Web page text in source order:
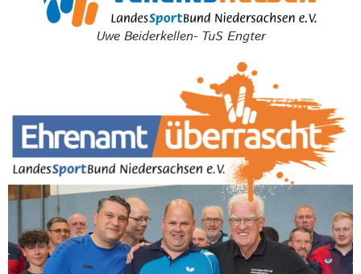
Uwe Beiderkellen- TuS Engter